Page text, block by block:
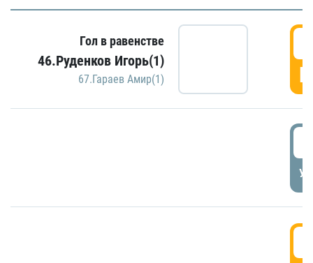
Гол в равенстве
46.Руденков Игорь(1)
67.Гараев Амир(1)